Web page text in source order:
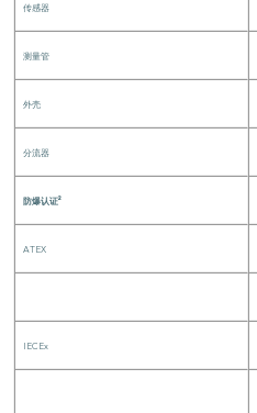
传感器
测量管
外壳
分流器
防爆认证²
ATEX
IECEx